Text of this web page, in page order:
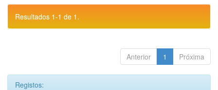
Resultados 1-1 de 1.
Anterior 1 Próxima
Registos: